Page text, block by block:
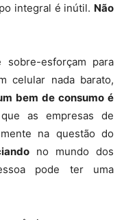
integral é inútil. Não
sobre-esforçam para
celular nada barato,
bem de consumo é
as empresas de
na questão do
no mundo dos
pode ter uma